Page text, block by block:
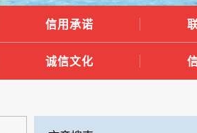
信用承诺
诚信文化